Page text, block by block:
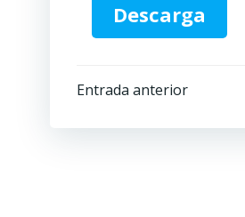
Descarga
Navegación
por
Entrada anterior